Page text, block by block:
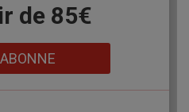
de 85€